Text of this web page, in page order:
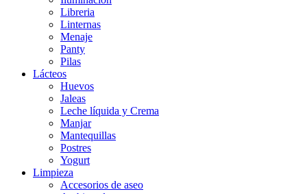
Libreria
Linternas
Menaje
Panty
Pilas
Lácteos
Huevos
Jaleas
Leche líquida y Crema
Manjar
Mantequillas
Postres
Yogurt
Limpieza
Accesorios de aseo